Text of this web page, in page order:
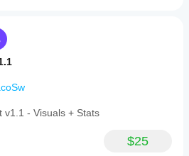
v1.1 - Visuals + Stats
$25